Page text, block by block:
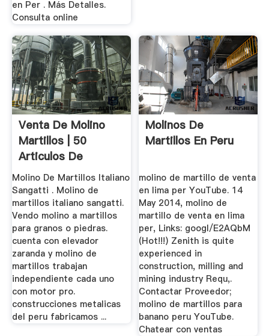
en Per . Más Detalles.
Consulta online
Venta De Molino
Martillos | 50
Articulos De
Segunda Mano
Molino De Martillos Italiano
Sangatti . Molino de
martillos italiano sangatti.
Vendo molino a martillos
para granos o piedras.
cuenta con elevador
zaranda y molino de
martillos trabajan
independiente cada uno
con motor pro.
construcciones metalicas
del peru fabricamos ...
Molinos De
Martillos En Peru
molino de martillo de venta
en lima per YouTube. 14
May 2014, molino de
martillo de venta en lima
per, Links: googl/E2AQbM
(Hot!!!) Zenith is quite
experienced in
construction, milling and
mining industry Requ,.
Contactar Proveedor;
molino de martillos para
banano peru YouTube.
Chatear con ventas